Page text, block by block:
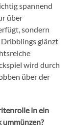
spannend
über
sondern
Dribblings glänzt
wird durch
über der
in ein
ummünzen?